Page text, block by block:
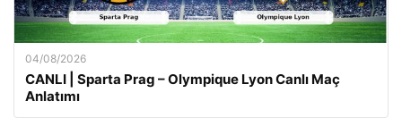
04/08/2026
CANLI | Sparta Prag – Olympique Lyon Canlı Maç
Anlatımı